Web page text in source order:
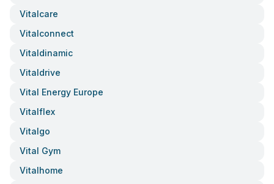
Vitalcare
Vitalconnect
Vitaldinamic
Vitaldrive
Vital Energy Europe
Vitalflex
Vitalgo
Vital Gym
Vitalhome